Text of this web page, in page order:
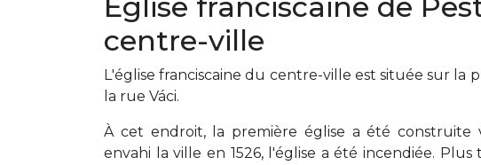
centre-ville
L'église franciscaine du centre-ville est située sur la
la rue Váci.
À cet endroit, la première église a été construite
envahi la ville en 1526, l'église a été incendiée.